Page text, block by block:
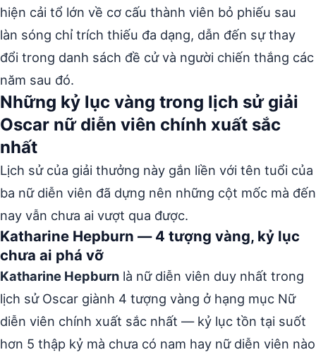
hiện cải tổ lớn về cơ cấu thành viên bỏ phiếu sau
làn sóng chỉ trích thiếu đa dạng, dẫn đến sự thay
đổi trong danh sách đề cử và người chiến thắng các
năm sau đó.
Những kỷ lục vàng trong lịch sử giải
Oscar nữ diễn viên chính xuất sắc
nhất
Lịch sử của giải thưởng này gắn liền với tên tuổi của
ba nữ diễn viên đã dựng nên những cột mốc mà đến
nay vẫn chưa ai vượt qua được.
Katharine Hepburn — 4 tượng vàng, kỷ lục
chưa ai phá vỡ
Katharine Hepburn là nữ diễn viên duy nhất trong
lịch sử Oscar giành 4 tượng vàng ở hạng mục Nữ
diễn viên chính xuất sắc nhất — kỷ lục tồn tại suốt
hơn 5 thập kỷ mà chưa có nam hay nữ diễn viên nào